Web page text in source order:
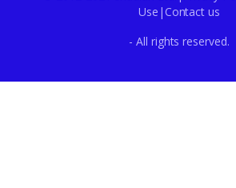
Use | Contact us
- All rights reserved.